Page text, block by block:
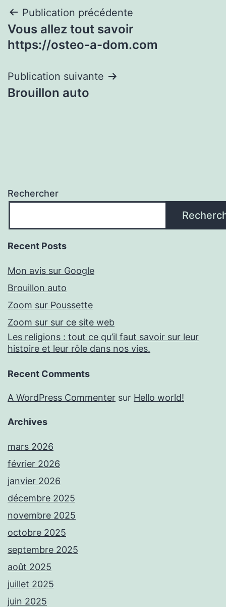
Navigation
de
Publication précédente
Vous allez tout savoir
https://osteo-a-dom.com
Publication suivante
Brouillon auto
Rechercher
Recent Posts
Mon avis sur Google
Brouillon auto
Zoom sur Poussette
Zoom sur sur ce site web
Les religions : tout ce qu’il faut savoir sur leur
histoire et leur rôle dans nos vies.
Recent Comments
A WordPress Commenter sur Hello world!
Archives
mars 2026
février 2026
janvier 2026
décembre 2025
novembre 2025
octobre 2025
septembre 2025
août 2025
juillet 2025
juin 2025